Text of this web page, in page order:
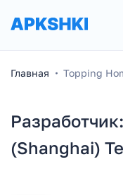
Главная Topping
(Shanghai)